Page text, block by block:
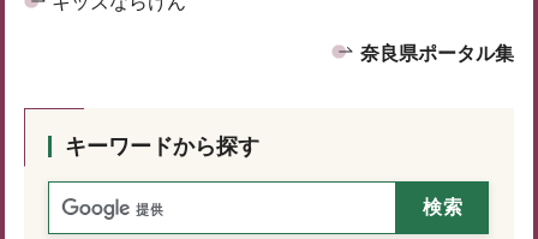
奈良県ポータル集
キーワードから探す